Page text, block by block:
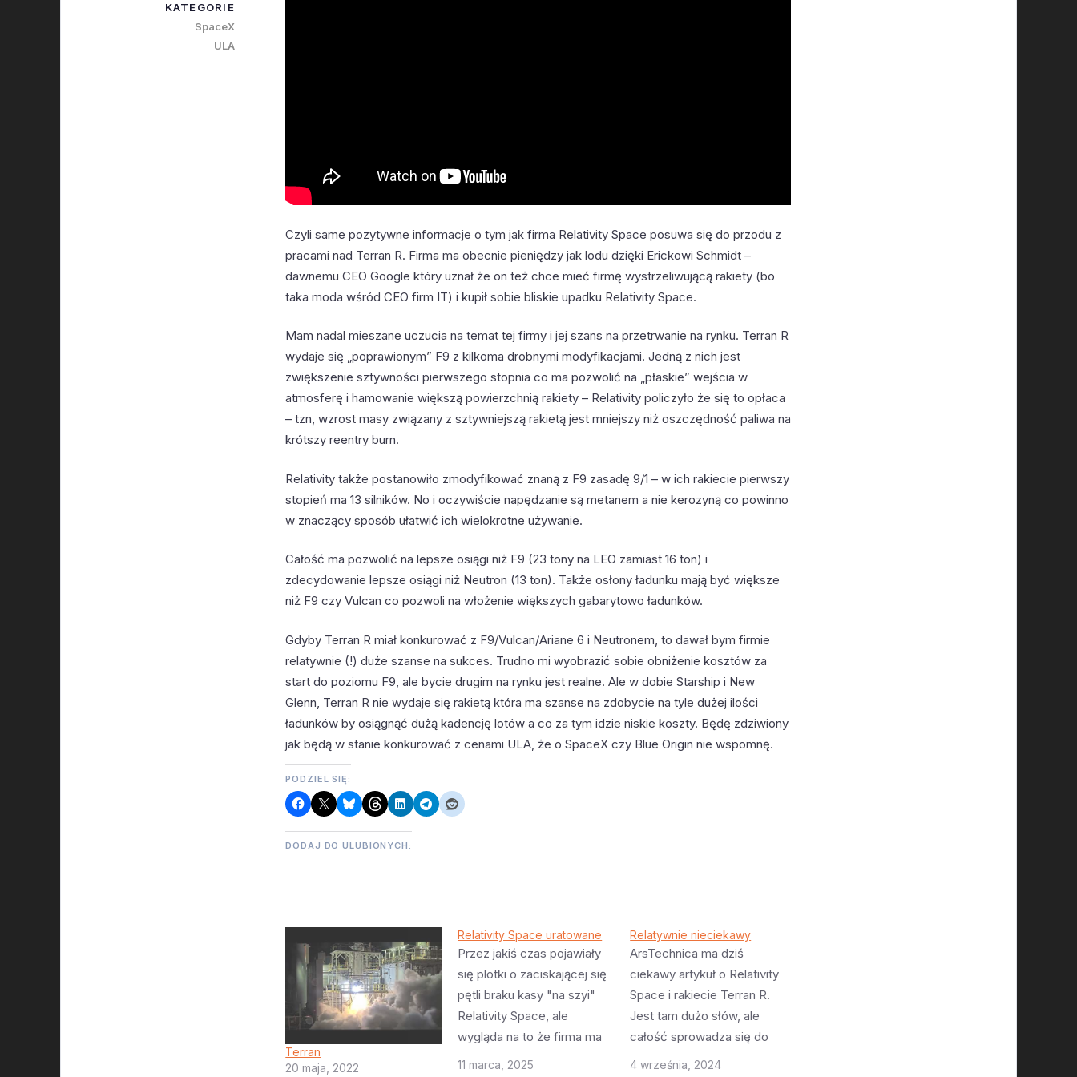
Czyli same pozytywne informacje o tym jak firma Relativity Space posuwa się do przodu z
pracami nad Terran R. Firma ma obecnie pieniędzy jak lodu dzięki Erickowi Schmidt –
dawnemu CEO Google który uznał że on też chce mieć firmę wystrzeliwującą rakiety (bo
taka moda wśród CEO firm IT) i kupił sobie bliskie upadku Relativity Space.
Mam nadal mieszane uczucia na temat tej firmy i jej szans na przetrwanie na rynku. Terran R
wydaje się „poprawionym” F9 z kilkoma drobnymi modyfikacjami. Jedną z nich jest
zwiększenie sztywności pierwszego stopnia co ma pozwolić na „płaskie” wejścia w
atmosferę i hamowanie większą powierzchnią rakiety – Relativity policzyło że się to opłaca
– tzn, wzrost masy związany z sztywniejszą rakietą jest mniejszy niż oszczędność paliwa na
krótszy reentry burn.
Relativity także postanowiło zmodyfikować znaną z F9 zasadę 9/1 – w ich rakiecie pierwszy
stopień ma 13 silników. No i oczywiście napędzanie są metanem a nie kerozyną co powinno
w znaczący sposób ułatwić ich wielokrotne używanie.
Całość ma pozwolić na lepsze osiągi niż F9 (23 tony na LEO zamiast 16 ton) i
zdecydowanie lepsze osiągi niż Neutron (13 ton). Także osłony ładunku mają być większe
niż F9 czy Vulcan co pozwoli na włożenie większych gabarytowo ładunków.
Gdyby Terran R miał konkurować z F9/Vulcan/Ariane 6 i Neutronem, to dawał bym firmie
relatywnie (!) duże szanse na sukces. Trudno mi wyobrazić sobie obniżenie kosztów za
start do poziomu F9, ale bycie drugim na rynku jest realne. Ale w dobie Starship i New
Glenn, Terran R nie wydaje się rakietą która ma szanse na zdobycie na tyle dużej ilości
ładunków by osiągnąć dużą kadencję lotów a co za tym idzie niskie koszty. Będę zdziwiony
jak będą w stanie konkurować z cenami ULA, że o SpaceX czy Blue Origin nie wspomnę.
PODZIEL SIĘ:
DODAJ DO ULUBIONYCH:
Terran
20 maja, 2022
Relativity Space uratowane
Przez jakiś czas pojawiały
się plotki o zaciskającej się
pętli braku kasy "na szyi"
Relativity Space, ale
wygląda na to że firma ma
kryzys za sobą i uzyskała
11 marca, 2025
Relatywnie nieciekawy
ArsTechnica ma dziś
ciekawy artykuł o Relativity
Space i rakiecie Terran R.
Jest tam dużo słów, ale
całość sprowadza się do
jednego - Terran R jest
4 września, 2024
KATEGORIE
SpaceX
ULA